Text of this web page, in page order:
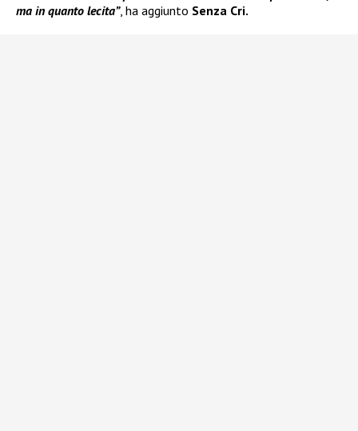
ma in quanto lecita”, ha aggiunto Senza Cri.